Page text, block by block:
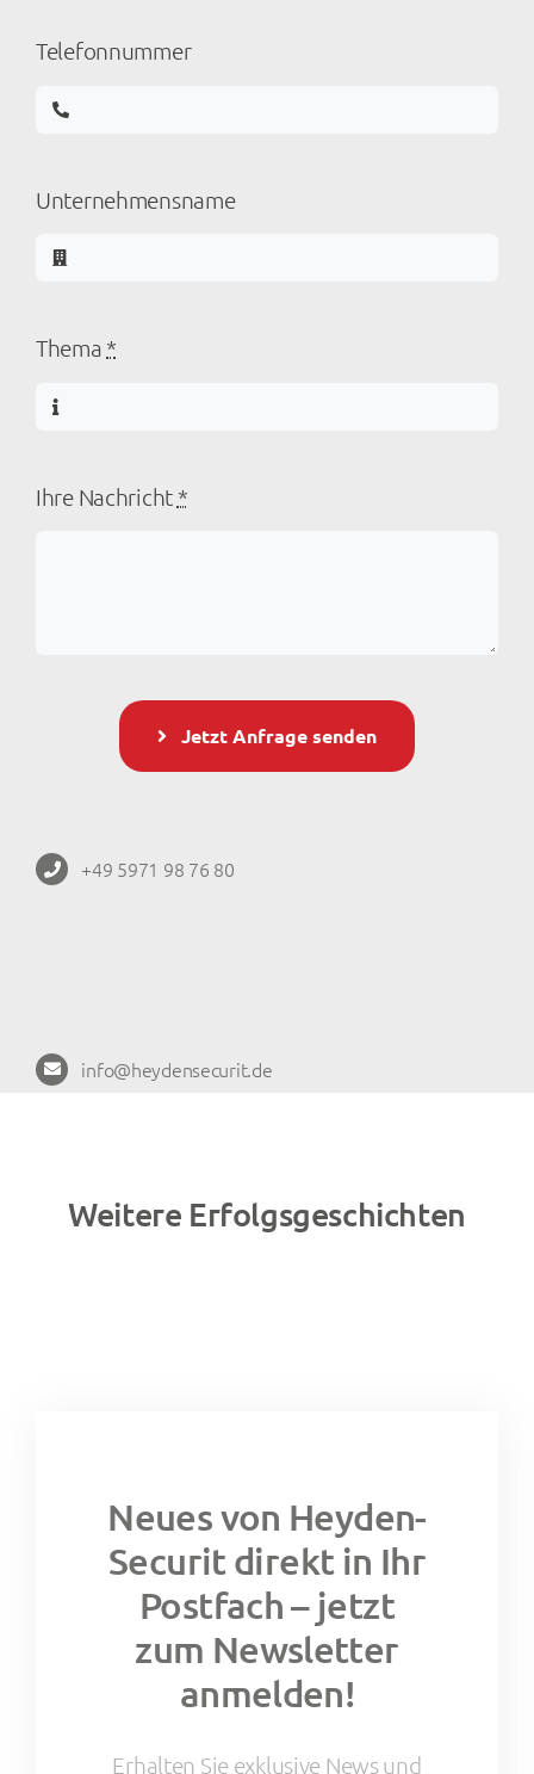
Telefonnummer
Unternehmensname
Thema *
Ihre Nachricht *
Jetzt Anfrage senden
+49 5971 98 76 80
info@heydensecurit.de
Weitere Erfolgsgeschichten
Neues von Heyden-
Securit direkt in Ihr
Postfach – jetzt
zum Newsletter
anmelden!
Erhalten Sie exklusive News und